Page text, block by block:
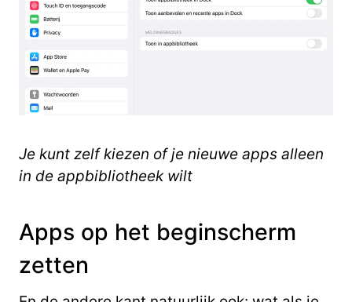
Je kunt zelf kiezen of je nieuwe apps alleen
in de appbibliotheek wilt
Apps op het beginscherm
zetten